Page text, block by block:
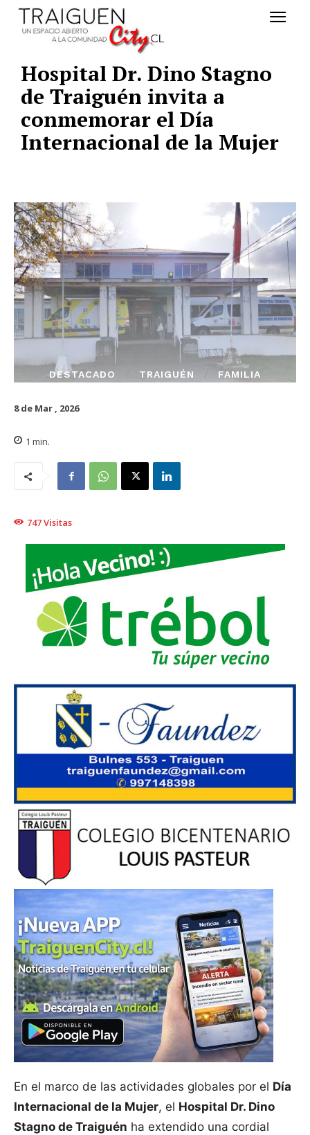
Hospital Dr. Dino Stagno
de Traiguén invita a
conmemorar el Día
Internacional de la Mujer
DESTACADO TRAIGUÉN FAMILIA
8 de Mar , 2026
1 min.
747Visitas
En el marco de las actividades globales por el Día
Internacional de la Mujer, el Hospital Dr. Dino
Stagno de Traiguén ha extendido una cordial